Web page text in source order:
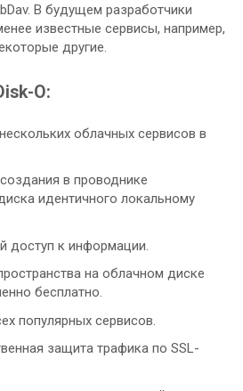
В будущем разработчики
известные сервисы, например,
другие.
O:
облачных сервисов в
в проводнике
идентичного локальному
доступ к информации.
на облачном диске
бесплатно.
популярных сервисов.
защита трафика по SSL-